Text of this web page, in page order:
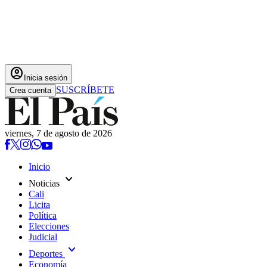
account_circle Inicia sesión
Crea cuenta SUSCRÍBETE
viernes, 7 de agosto de 2026
Inicio
Noticias expand_more
Cali
Licita
Política
Elecciones
Judicial
Deportes expand_more
Economía